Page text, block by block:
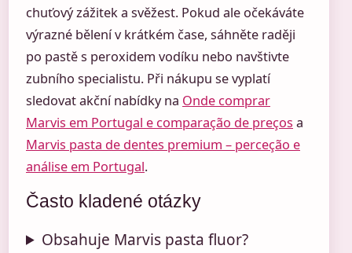
chuťový zážitek a svěžest. Pokud ale očekáváte
výrazné bělení v krátkém čase, sáhněte raději
po pastě s peroxidem vodíku nebo navštivte
zubního specialistu. Při nákupu se vyplatí
sledovat akční nabídky na Onde comprar
Marvis em Portugal e comparação de preços a
Marvis pasta de dentes premium – perceção e
análise em Portugal.
Často kladené otázky
Obsahuje Marvis pasta fluor?